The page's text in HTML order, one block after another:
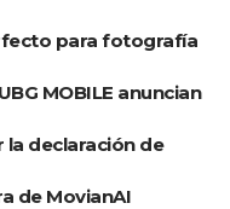
para fotografía
MOBILE anuncian
declaración de
de MovianAI